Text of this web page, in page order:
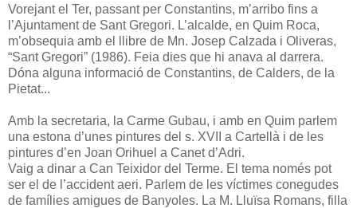
Vorejant el Ter, passant per Constantins, m’arribo fins a
l’Ajuntament de Sant Gregori. L’alcalde, en Quim Roca,
m’obsequia amb el llibre de Mn. Josep Calzada i Oliveras,
“Sant Gregori” (1986). Feia dies que hi anava al darrera.
Dóna alguna informació de Constantins, de Calders, de la
Pietat...
Amb la secretaria, la Carme Gubau, i amb en Quim parlem
una estona d’unes pintures del s. XVII a Cartellà i de les
pintures d’en Joan Orihuel a Canet d’Adri.
Vaig a dinar a Can Teixidor del Terme. El tema només pot
ser el de l’accident aeri. Parlem de les víctimes conegudes
de famílies amigues de Banyoles. La M. Lluïsa Romans, filla